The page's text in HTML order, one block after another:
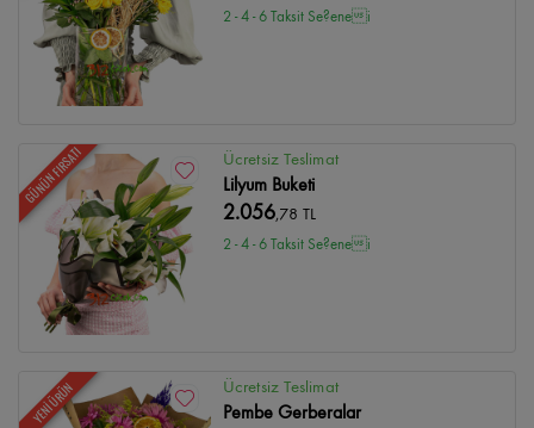
2 - 4 - 6 Taksit Se?enei
GÜNÜN FIRSATI Ücretsiz Teslimat
Lilyum Buketi
2.056,78 TL
2 - 4 - 6 Taksit Se?enei
YENİ ÜRÜN Ücretsiz Teslimat
Pembe Gerberalar